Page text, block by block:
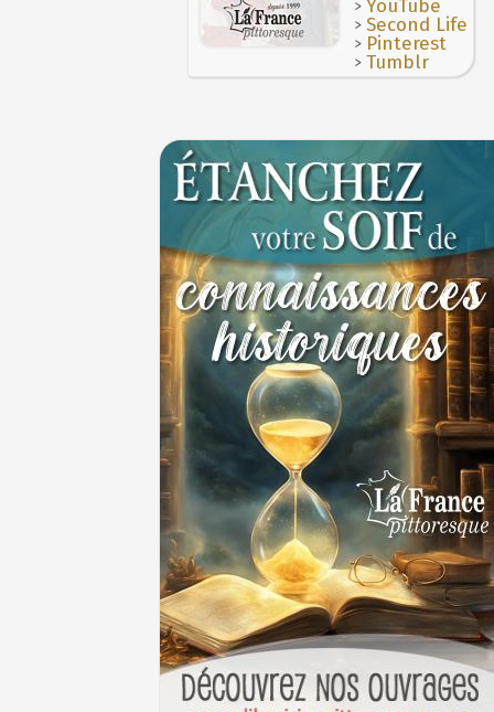
Le masque de l'ingérence ou le peuple
1er juillet 1903 : début du premier Tour de
coup de lance lors d’un tournoi
Vatel, « perdu d'honneur », se suicide lors
donné en 1671 par le prince de Condé à
>YouTube
>Second Life
> Pinterest
>Tumblr